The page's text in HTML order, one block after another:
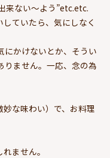
来ない～よう”etc.etc.
ていたら、気にしなく
にかけないとか、そうい
りません。一応、念の為
な味わい）で、お料理
ません。